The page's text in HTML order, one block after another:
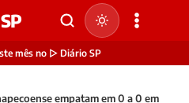
mês no ▷ Diário SP
empatam em 0 a 0 em